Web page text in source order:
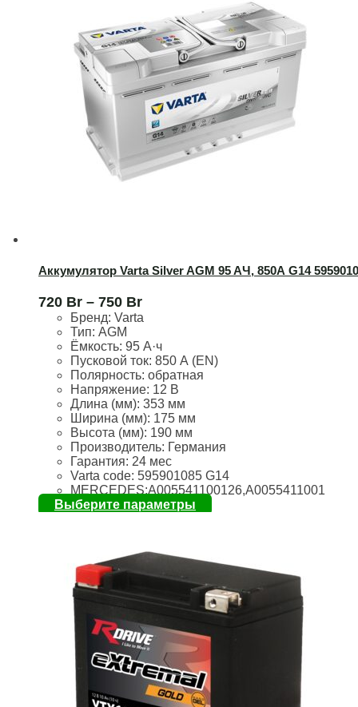
Аккумулятор Varta Silver AGM 95 AЧ, 850А G14
720 Br – 750 Br
Бренд: Varta
Тип: AGM
Ёмкость: 95 А·ч
Пусковой ток: 850 А (EN)
Полярность: обратная
Напряжение: 12 В
Длина (мм): 353 мм
Ширина (мм): 175 мм
Высота (мм): 190 мм
Производитель: Германия
Гарантия: 24 мес
Varta code: 595901085 G14
MERCEDES:A005541100126,A0055411001
Выберите параметры